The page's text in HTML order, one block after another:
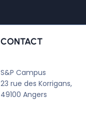
CONTACT
S&P Campus
23 rue des Korrigans,
49100 Angers